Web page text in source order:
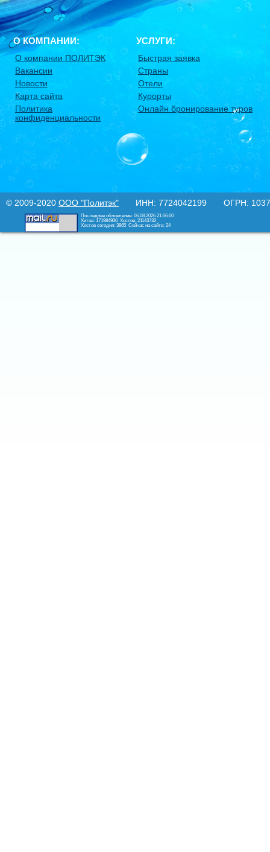
О КОМПАНИИ:
О компании ПОЛИТЭК
Вакансии
Новости
Карта сайта
Политика
конфиденциальности
УСЛУГИ:
Быстрая заявка
Страны
Отели
Курорты
Онлайн бронирование туров
© 2009-2020 ООО "Политэк" ИНН: 7724042199 ОГРН:
Последнее обновление: 06.08.2026 21:56:00
Хитов: 171984936 Хостов: 21143732
Хостов сегодня: 3865 Сейчас на сайте: 24